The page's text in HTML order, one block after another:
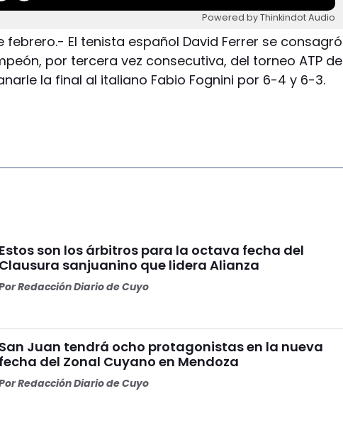
Powered by Thinkindot Audio
febrero.- El tenista español David Ferrer se consagró
por tercera vez consecutiva, del torneo ATP de
la final al italiano Fabio Fognini por 6-4 y 6-3.
Estos son los árbitros para la octava fecha del
Clausura sanjuanino que lidera Alianza
Redacción Diario de Cuyo
San Juan tendrá ocho protagonistas en la nueva
fecha del Zonal Cuyano en Mendoza
Redacción Diario de Cuyo